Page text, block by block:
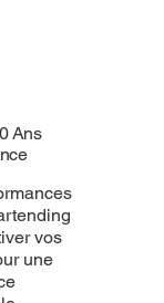
Ans
vos
une